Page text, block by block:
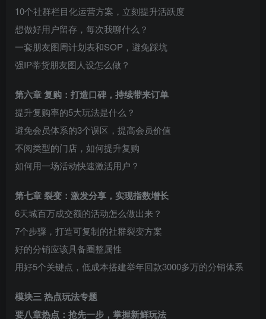
10个社群栏目化运营方案，立刻提升活跃度
想做好用户留存，每次我聊什么？
一套朋友图周计划表和SOP，避免踩坑
强IP蒂货朋友图人设怎么做？
第六章 复购：打造口碑，持续带来订单
提升复购率的5大玩法是什么？
避免会员体系的3个误区，提高会员价值
不阅类型的门店，如何提升复购
如何用一场活动快速激活用户？
第七章 裂变：激发分享，实现指数增长
6天城百万成交额的活动怎么做出来？
7个步骤，打造可复制的社群裂变方案
好的分销应该具备圈整属性
用好5个关键点，低成本搭建举年回款3000多万的分销体系
模块三 热点玩法专题
要八章热点：抢先一步，掌握新鲜玩法